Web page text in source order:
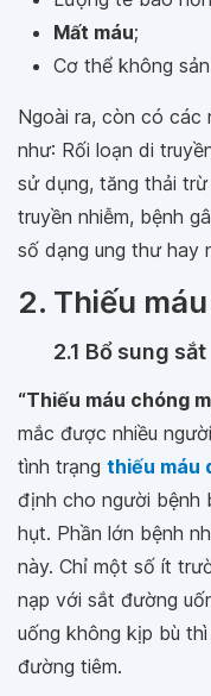
Mất máu;
Cơ thể không
Ngoài ra, còn có các
như: Rối loạn di
sử dụng, tăng thải
truyền nhiễm, bệnh
số dạng ung thư hay
2. Thiếu
2.1 Bổ sung sắt
“Thiếu máu chóng
mắc được nhiều
tình trạng thiếu máu
định cho người bệnh
hụt. Phần lớn bệnh
này. Chỉ một số ít
nạp với sắt đường
uống không kịp bù
đường tiêm.